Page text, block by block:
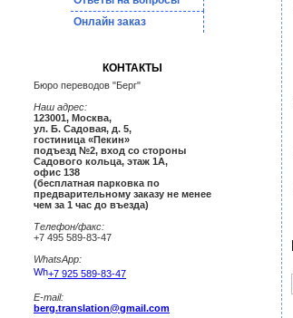
Онлайн заказ
КОНТАКТЫ
Бюро переводов "Берг"
Наш адрес:
123001, Москва,
ул. Б. Садовая, д. 5,
гостиница «Пекин»
подъезд №2, вход со стороны
Садового кольца, этаж 1А,
офис 138
(бесплатная парковка по
предварительному заказу не менее
чем за 1 час до въезда)
Телефон/факс:
+7 495 589-83-47
WhatsApp:
+7 925 589-83-47
E-mail:
berg.translation@gmail.com